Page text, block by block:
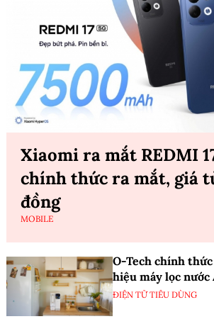
Xiaomi ra mắt REDMI
chính thức ra mắt, giá
đồng
MOBILE
O-Tech chính
hiệu máy lọc nước
ĐIỆN TỬ TIÊU DÙNG